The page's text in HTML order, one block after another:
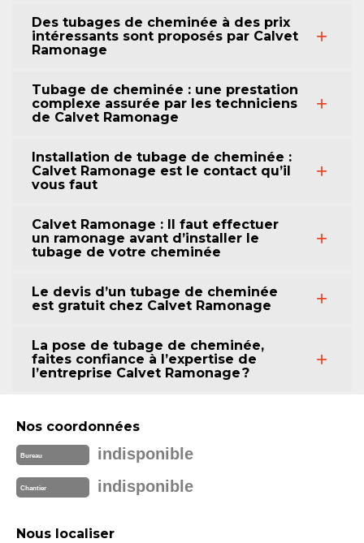
Des tubages de cheminée à des prix
intéressants sont proposés par Calvet
Ramonage
Tubage de cheminée : une prestation
complexe assurée par les techniciens
de Calvet Ramonage
Installation de tubage de cheminée :
Calvet Ramonage est le contact qu’il
vous faut
Calvet Ramonage : Il faut effectuer
un ramonage avant d’installer le
tubage de votre cheminée
Le devis d’un tubage de cheminée
est gratuit chez Calvet Ramonage
La pose de tubage de cheminée,
faites confiance à l’expertise de
l’entreprise Calvet Ramonage ?
Nos coordonnées
Bureau indisponible
Chantier indisponible
Nous localiser